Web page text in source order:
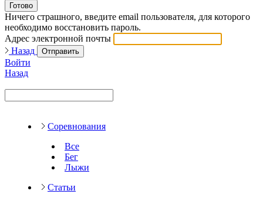
Готово
Ничего страшного, введите email пользователя, для которого
необходимо восстановить пароль.
Адрес электронной почты
Назад
Отправить
Войти
Назад
Соревнования
Все
Бег
Лыжи
Статьи